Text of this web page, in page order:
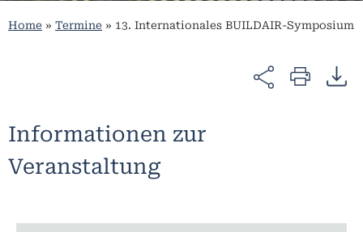
Home » Termine » 13. Internationales BUILDAIR-Symposium
Informationen zur
Veranstaltung